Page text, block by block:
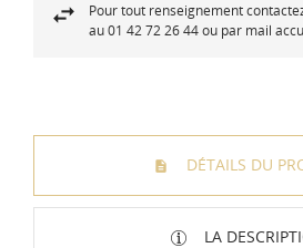
Pour tout renseignement
au 01 42 72 26 44 ou par mail
DÉTAILS DU
LA